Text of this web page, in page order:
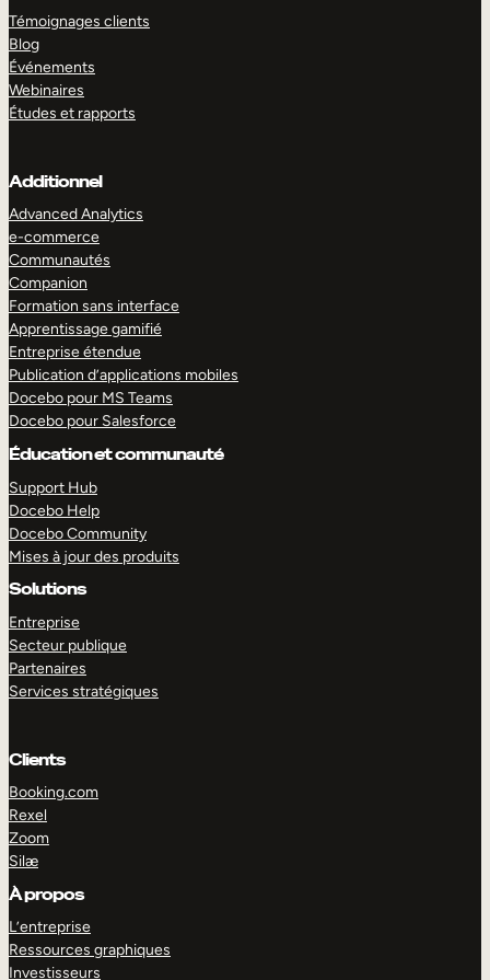
Témoignages clients
Blog
Événements
Webinaires
Études et rapports
Additionnel
Advanced Analytics
e-commerce
Communautés
Companion
Formation sans interface
Apprentissage gamifié
Entreprise étendue
Publication d’applications mobiles
Docebo pour MS Teams
Docebo pour Salesforce
Éducation et communauté
Support Hub
Docebo Help
Docebo Community
Mises à jour des produits
Solutions
Entreprise
Secteur publique
Partenaires
Services stratégiques
Clients
Booking.com
Rexel
Zoom
Silæ
À propos
L’entreprise
Ressources graphiques
Investisseurs